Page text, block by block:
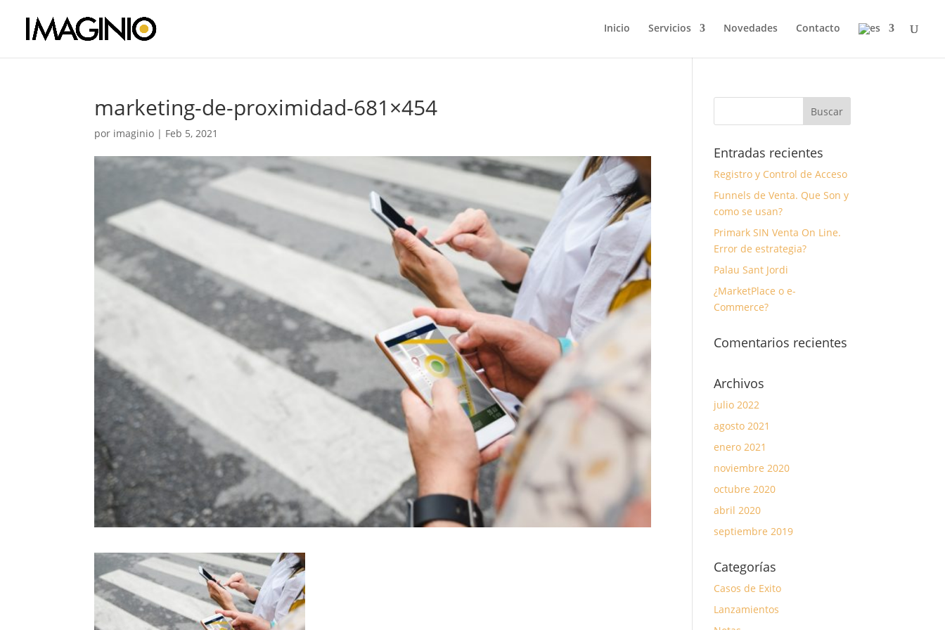
Inicio Servicios Novedades Contacto
marketing-de-proximidad-681×454
por imaginio | Feb 5, 2021
Entradas recientes
Registro y Control de Acceso
Funnels de Venta. Que Son y
como se usan?
Primark SIN Venta On Line.
Error de estrategia?
Palau Sant Jordi
¿MarketPlace o e-
Commerce?
Comentarios recientes
Archivos
julio 2022
agosto 2021
enero 2021
noviembre 2020
octubre 2020
abril 2020
septiembre 2019
Categorías
Casos de Exito
Lanzamientos